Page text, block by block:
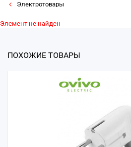
Электротовары
Элемент не найден
ПОХОЖИЕ ТОВАРЫ